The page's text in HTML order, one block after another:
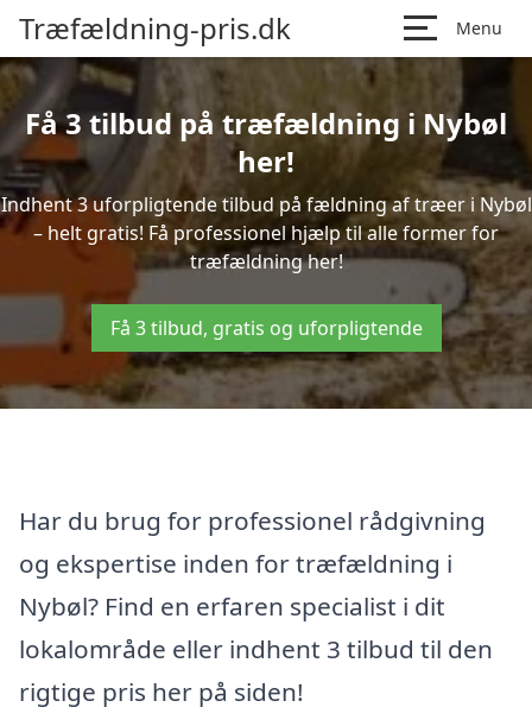
Træfældning-pris.dk Menu
Få 3 tilbud på træfældning i Nybøl
her!
Indhent 3 uforpligtende tilbud på fældning af træer i Nybøl
– helt gratis! Få professionel hjælp til alle former for
træfældning her!
Få 3 tilbud, gratis og uforpligtende
Har du brug for professionel rådgivning
og ekspertise inden for træfældning i
Nybøl? Find en erfaren specialist i dit
lokalområde eller indhent 3 tilbud til den
rigtige pris her på siden!